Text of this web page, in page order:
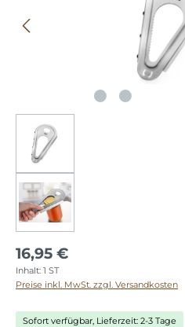
16,95 €
Inhalt: 1 ST
Preise inkl. MwSt. zzgl. Versandkosten
Sofort verfügbar, Lieferzeit: 2-3 Tage